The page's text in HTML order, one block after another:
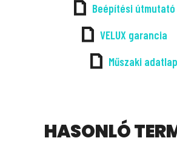
Beépítési útmutató
VELUX garancia
Műszaki adatlap
HASONLÓ